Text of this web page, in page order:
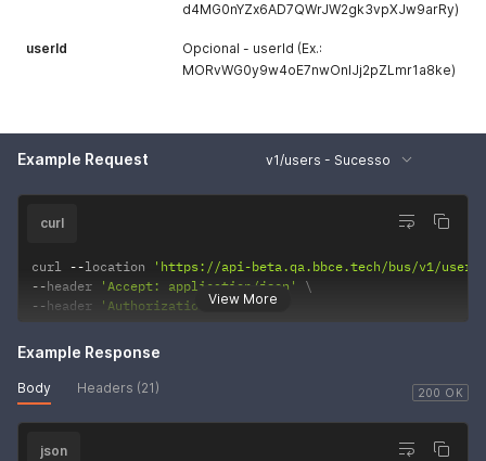
d4MG0nYZx6AD7QWrJW2gk3vpXJw9arRy)
userId
Opcional - userId (Ex.:
MORvWG0y9w4oE7nwOnlJj2pZLmr1a8ke)
Example Request v1/users - Sucesso
View More
curl
curl --location
'https://api-beta.qa.bbce.tech/bus/v1/
--header 'Accept: application/json'
--header 'Authorization: •••••••'
200 OK
Example Response
Body Headers (21)
json